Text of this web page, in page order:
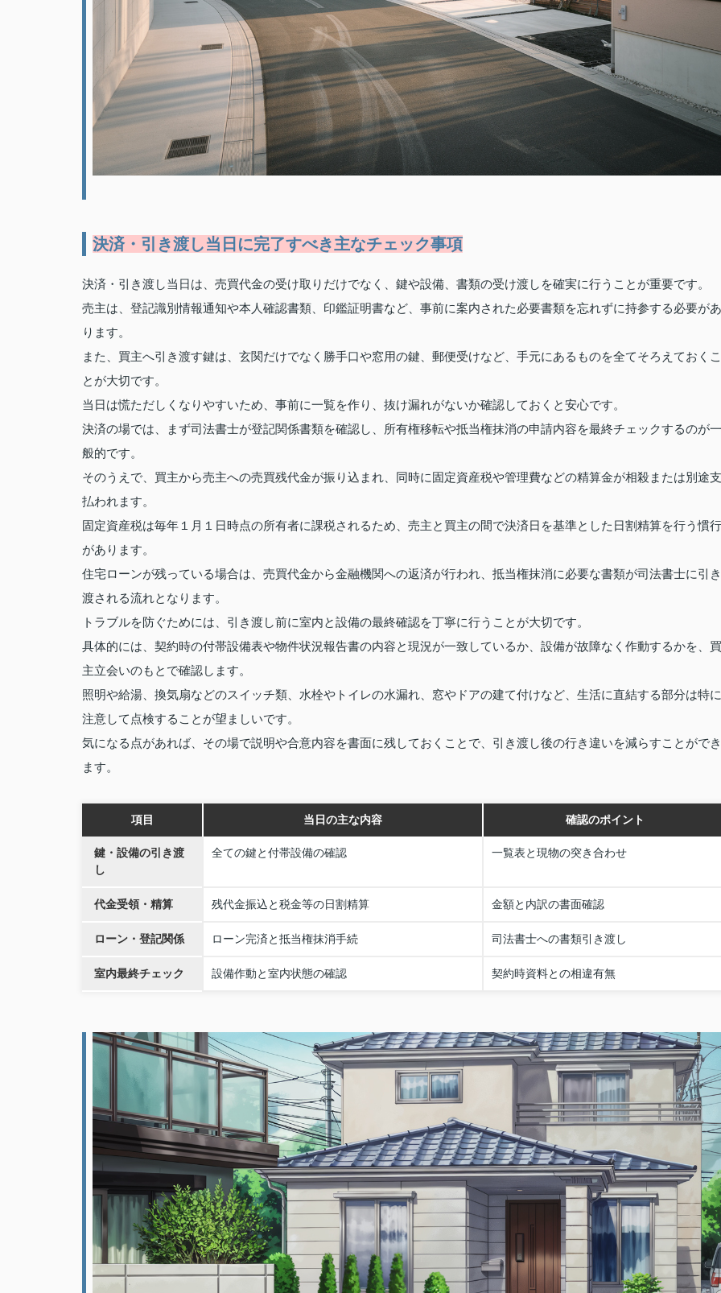
決済・引き渡し当日に完了すべき主なチェック事項
決済・引き渡し当日は、売買代金の受け取りだけでなく、鍵や設備、書類の受け渡しを確実に行うことが重要です。
売主は、登記識別情報通知や本人確認書類、印鑑証明書など、事前に案内された必要書類を忘れずに持参する必要があ
ります。
また、買主へ引き渡す鍵は、玄関だけでなく勝手口や窓用の鍵、郵便受けなど、手元にあるものを全てそろえておくこ
とが大切です。
当日は慌ただしくなりやすいため、事前に一覧を作り、抜け漏れがないか確認しておくと安心です。
決済の場では、まず司法書士が登記関係書類を確認し、所有権移転や抵当権抹消の申請内容を最終チェックするのが一
般的です。
そのうえで、買主から売主への売買残代金が振り込まれ、同時に固定資産税や管理費などの精算金が相殺または別途支
払われます。
固定資産税は毎年１月１日時点の所有者に課税されるため、売主と買主の間で決済日を基準とした日割精算を行う慣行
があります。
住宅ローンが残っている場合は、売買代金から金融機関への返済が行われ、抵当権抹消に必要な書類が司法書士に引き
渡される流れとなります。
トラブルを防ぐためには、引き渡し前に室内と設備の最終確認を丁寧に行うことが大切です。
具体的には、契約時の付帯設備表や物件状況報告書の内容と現況が一致しているか、設備が故障なく作動するかを、買
主立会いのもとで確認します。
照明や給湯、換気扇などのスイッチ類、水栓やトイレの水漏れ、窓やドアの建て付けなど、生活に直結する部分は特に
注意して点検することが望ましいです。
気になる点があれば、その場で説明や合意内容を書面に残しておくことで、引き渡し後の行き違いを減らすことができ
ます。
項目 当日の主な内容 確認のポイント
鍵・設備の引き渡
し
全ての鍵と付帯設備の確認 一覧表と現物の突き合わせ
代金受領・精算 残代金振込と税金等の日割精算 金額と内訳の書面確認
ローン・登記関係 ローン完済と抵当権抹消手続 司法書士への書類引き渡し
室内最終チェック 設備作動と室内状態の確認 契約時資料との相違有無